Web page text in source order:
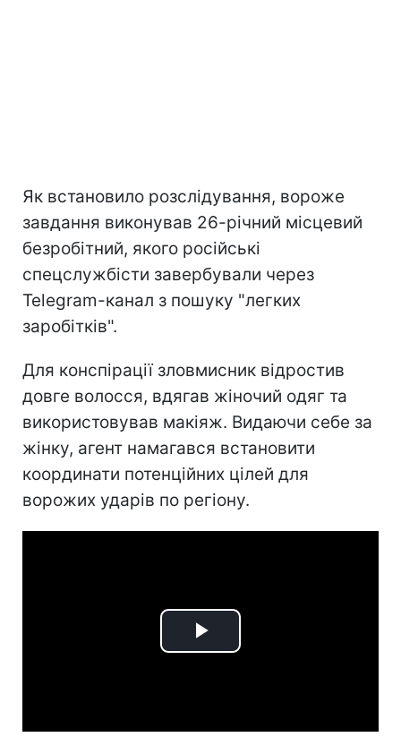
Як встановило розслідування, вороже
завдання виконував 26-річний місцевий
безробітний, якого російські
спецслужбісти завербували через
Telegram-канал з пошуку "легких
заробітків".
Для конспірації зловмисник відростив
довге волосся, вдягав жіночий одяг та
використовував макіяж. Видаючи себе за
жінку, агент намагався встановити
координати потенційних цілей для
ворожих ударів по регіону.
Play